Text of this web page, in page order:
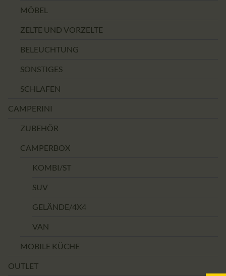
MÖBEL
ZELTE UND VORZELTE
BELEUCHTUNG
SONSTIGES
SCHLAFEN
CAMPERINI
ZUBEHÖR
CAMPERBOX
KOMBI/ST
SUV
GELÄNDE/4X4
VAN
MOBILE KÜCHE
OUTLET